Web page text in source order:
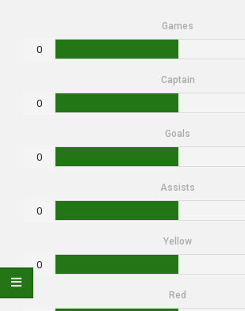
Games
0
Captain
0
Goals
0
Assists
0
Yellow
0
Red